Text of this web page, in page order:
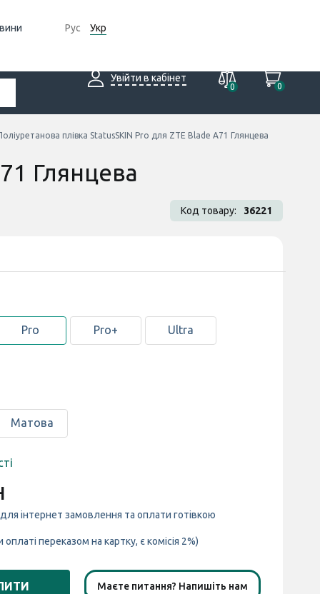
Рус Укр
Увійти в кабінет
0
0
плівка StatusSKIN Pro для ZTE Blade A71 Глянцева
Глянцева
Код товару: 36221
Pro Pro+ Ultra
Матова
інтернет замовлення та оплати готівкою
оплаті переказом на картку, є комісія 2%)
Маєте питання? Напишіть нам